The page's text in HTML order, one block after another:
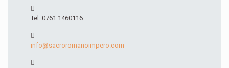
Tel: 0761 1460116
info@sacroromanoimpero.com